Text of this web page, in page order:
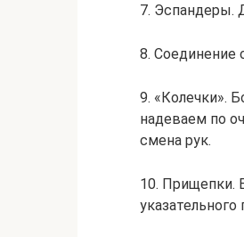
7.​ Эспандеры.
8.​ Соединение
9.​ «Колечки».
надеваем по
смена рук.
10.​ Прищепки.